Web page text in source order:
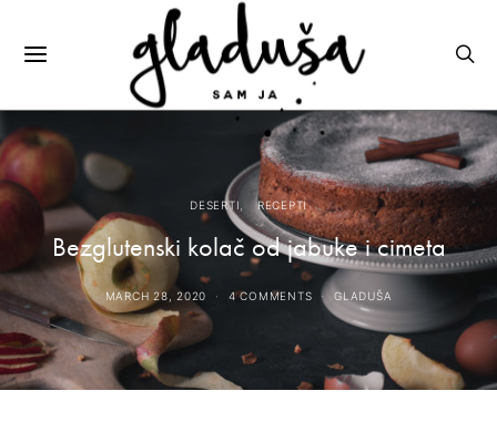
DESERTI RECEPTI
Bezglutenski kolač od jabuke i cimeta
MARCH 28, 2020 4 COMMENTS GLADUŠA